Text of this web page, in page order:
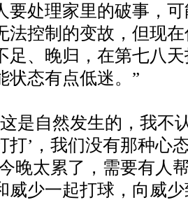
要处理家里的破事，
法控制的变故，但现
足、晚归，在第七八
状态有点低迷。”
自然发生的，我不认
打’，我们没有那种心
晚太累了，需要有人
威少一起打球，向威